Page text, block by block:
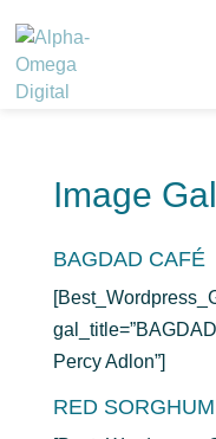
Image
BAGDAD CAFÉ
Percy Adlon”]
RED